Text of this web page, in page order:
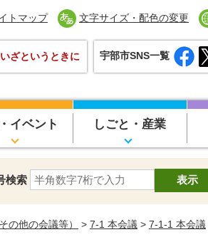
トマップ 文字サイズ・配色の変更
いざというときに 宇部市SNS一覧
イベント しごと・産業
検索
の他の会議等） > 7-1 本会議 > 7-1-1 本会議